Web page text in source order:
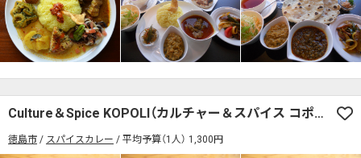
Culture＆Spice KOPOLI（カルチャー＆スパイス コポリ）
徳島市 スパイスカレー 平均予算（1人） 1,300円